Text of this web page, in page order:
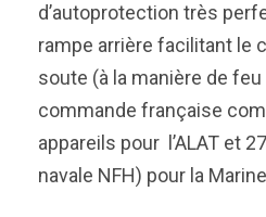
d’autoprotection très
rampe arrière facilitant le
soute (à la manière de feu
commande française
appareils pour l’ALAT et
navale NFH) pour la